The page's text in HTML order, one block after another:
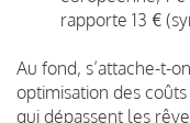
rapporte 13 €
Au fond, s’attache-t-
optimisation des
qui dépassent les